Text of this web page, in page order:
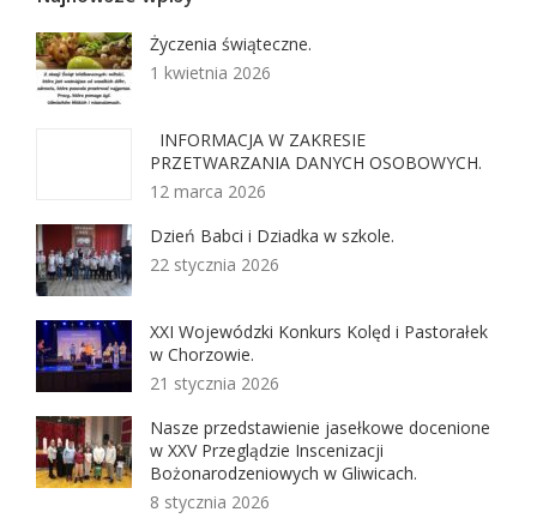
Życzenia świąteczne.
1 kwietnia 2026
INFORMACJA W ZAKRESIE
PRZETWARZANIA DANYCH OSOBOWYCH.
12 marca 2026
Dzień Babci i Dziadka w szkole.
22 stycznia 2026
XXI Wojewódzki Konkurs Kolęd i Pastorałek
w Chorzowie.
21 stycznia 2026
Nasze przedstawienie jasełkowe docenione
w XXV Przeglądzie Inscenizacji
Bożonarodzeniowych w Gliwicach.
8 stycznia 2026